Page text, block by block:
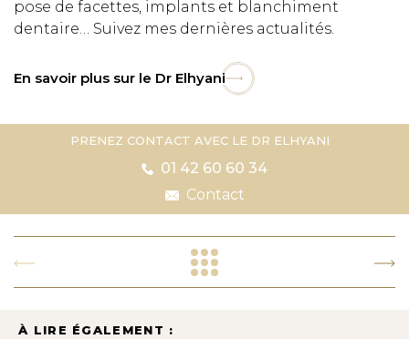
pose de facettes, implants et blanchiment
dentaire… Suivez mes dernières actualités.
En savoir plus sur le Dr Elhyani
PRENEZ CONTACT AVEC LE DR ELHYANI
01 42 60 60 34
Contact
À LIRE ÉGALEMENT :